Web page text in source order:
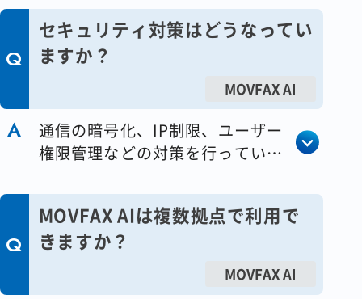
ださい。
セキュリティ対策はどうなってい
ますか？
MOVFAX AI
通信の暗号化、IP制限、ユーザー
権限管理などの対策を行っていま
MOVFAX AIは複数拠点で利用で
きますか？
MOVFAX AI